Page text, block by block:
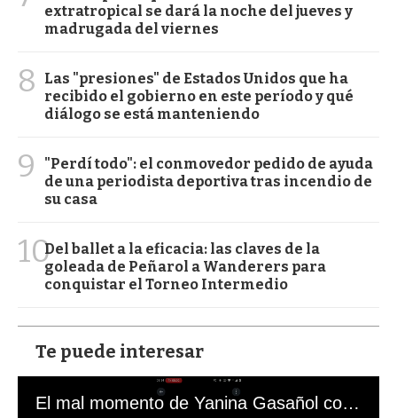
extratropical se dará la noche del jueves y
madrugada del viernes
8
Las "presiones" de Estados Unidos que ha
recibido el gobierno en este período y qué
diálogo se está manteniendo
9
"Perdí todo": el conmovedor pedido de ayuda
de una periodista deportiva tras incendio de
su casa
10Del ballet a la eficacia: las claves de la
goleada de Peñarol a Wanderers para
conquistar el Torneo Intermedio
Te puede interesar
El mal momento de Yanina Gasañol con un hincha argentino en "Subrayado"